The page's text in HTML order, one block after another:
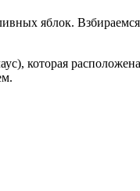
яблок.
которая